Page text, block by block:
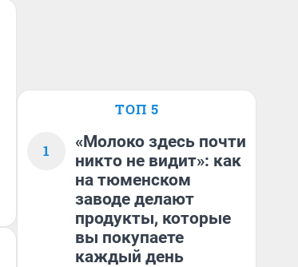
ТОП 5
1
«Молоко здесь почти
никто не видит»: как
на тюменском
заводе делают
продукты, которые
вы покупаете
каждый день